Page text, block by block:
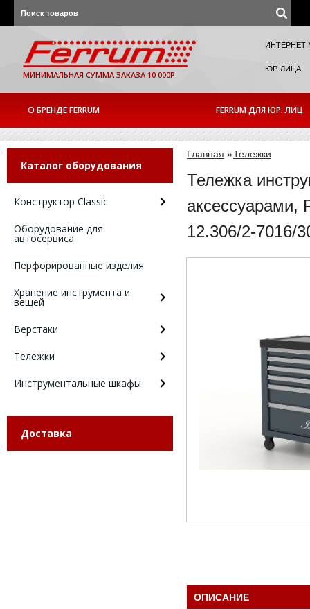
МИНИМАЛЬНАЯ СУММА ЗАКАЗА 10 000Р.
ИНТЕРНЕТ
ЮР. ЛИЦА
О БРЕНДЕ FERRUM FERRUM ДЛЯ ЮР. ЛИЦ
Каталог оборудования
Конструктор Classic
Оборудование для
автосервиса
Перфорированные изделия
Хранение инструмента и
вещей
Верстаки
Тележки
Инструментальные шкафы
Доставка
Главная »Тележки
Тележка
аксессуарами,
12.306/2-7016/
ОПИСАНИЕ